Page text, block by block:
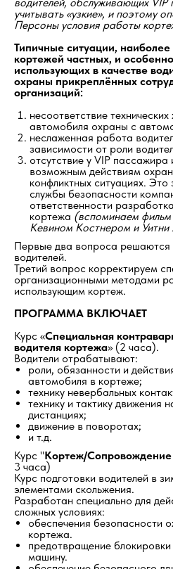
учитывать «узкие», и поэтому
Персоны условия работы
Типичные ситуации,
кортежей частных, и
использующих в качестве
охраны прикреплённых
организаций:
несоответствие
автомобиля охраны с
неслаженная работа
зависимости от роли
отсутствие у VIP
возможным действиям
конфликтных ситуациях. Это
службы безопасности
ответственности
кортежа (вспоминаем фильм
Кевином Костнером и Уитни
Первые два вопроса решаются
водителей.
Третий вопрос корректируем
организационными методами
использующим кортеж.
ПРОГРАММА ВКЛЮЧАЕТ
Курс «Специальная
водителя кортежа» (2 часа).
Водители отрабатывают:
роли, обязанности и
автомобиля в кортеже;
технику невербальных
технику и тактику движения
дистанциях;
движение в поворотах;
и т.д.
Курс "Кортеж/
3 часа)
Курс подготовки водителей в
элементами скольжения.
Разработан специально для
сложных условиях:
обеспечения безопасности
кортежа.
предотвращение
машину.